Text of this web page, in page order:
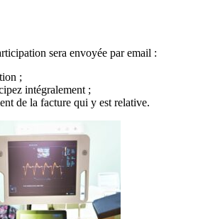
sera envoyée par email :
;
intégralement ;
de la facture qui y est relative.